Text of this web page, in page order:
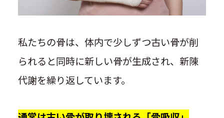
私たちの骨は、体内で少しずつ古い骨が削
られると同時に新しい骨が生成され、新陳
代謝を繰り返しています。